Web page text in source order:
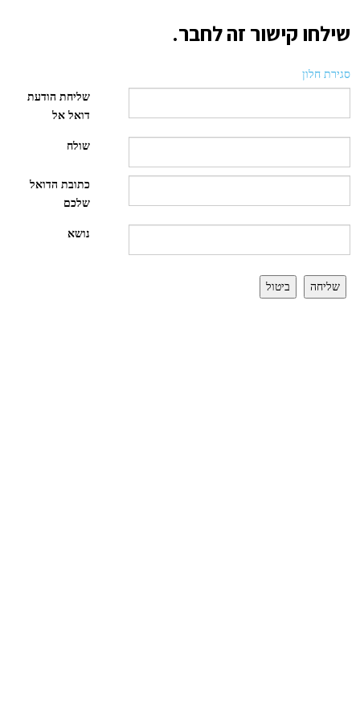
שילחו קישור זה לחבר.
סגירת חלון
שליחת הודעת
דואל אל
שולח
כתובת הדואל
שלכם
נושא
שליחה ביטול